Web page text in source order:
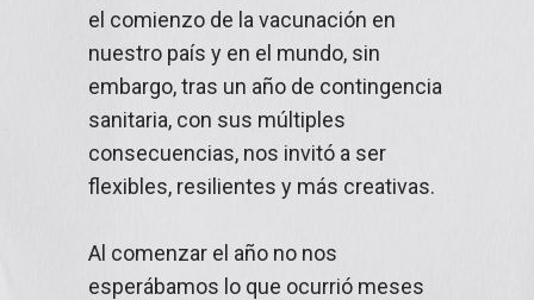
el comienzo de la vacunación en
nuestro país y en el mundo, sin
embargo, tras un año de contingencia
sanitaria, con sus múltiples
consecuencias, nos invitó a ser
flexibles, resilientes y más creativas.
Al comenzar el año no nos
esperábamos lo que ocurrió meses